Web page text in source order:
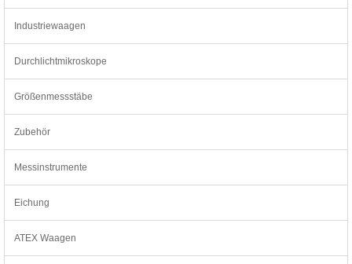
Industriewaagen
Durchlichtmikroskope
Größenmessstäbe
Zubehör
Messinstrumente
Eichung
ATEX Waagen